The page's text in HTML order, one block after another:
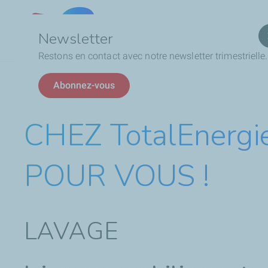
Newsletter
Restons en contact avec notre newsletter trimestrielle.
Abonnez-vous
d'Ariane
CHEZ TotalEnergies, PRÊTS À TOUS LES EFFORTS
CHEZ
POUR VOUS !
LAVAGE